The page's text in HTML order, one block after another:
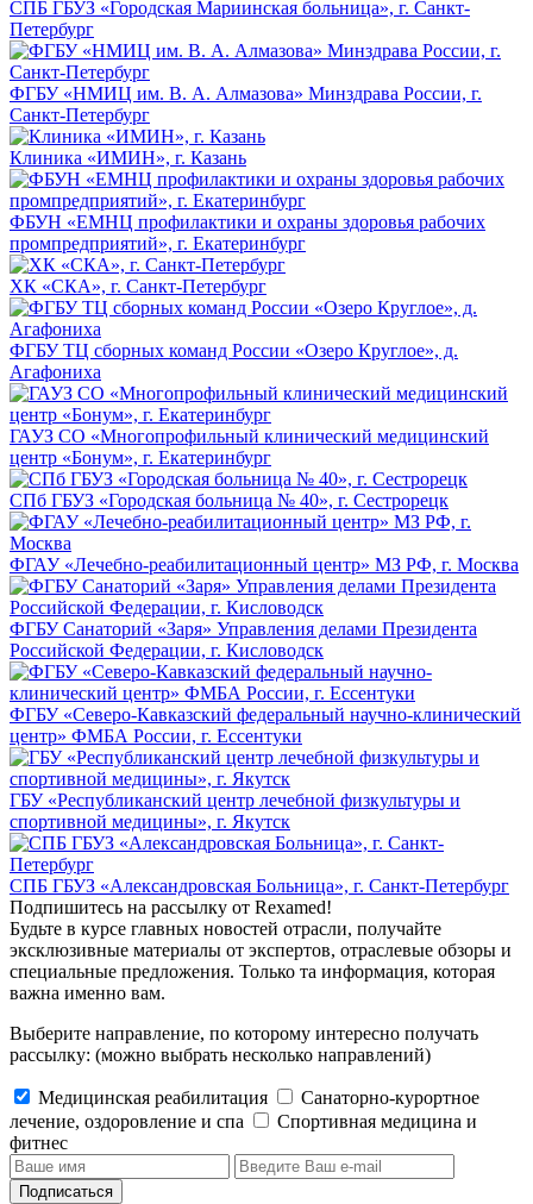
СПБ ГБУЗ «Городская Мариинская больница», г. Санкт-
Петербург
ФГБУ «НМИЦ им. В. А. Алмазова» Минздрава России, г.
Санкт-Петербург
Клиника «ИМИН», г. Казань
ФБУН «ЕМНЦ профилактики и охраны здоровья рабочих
промпредприятий», г. Екатеринбург
ХК «СКА», г. Санкт-Петербург
ФГБУ ТЦ сборных команд России «Озеро Круглое», д.
Агафониха
ГАУЗ СО «Многопрофильный клинический медицинский
центр «Бонум», г. Екатеринбург
СПб ГБУЗ «Городская больница № 40», г. Сестрорецк
ФГАУ «Лечебно-реабилитационный центр» МЗ РФ, г. Москва
ФГБУ Санаторий «Заря» Управления делами Президента
Российской Федерации, г. Кисловодск
ФГБУ «Северо-Кавказский федеральный научно-клинический
центр» ФМБА России, г. Ессентуки
ГБУ «Республиканский центр лечебной физкультуры и
спортивной медицины», г. Якутск
СПБ ГБУЗ «Александровская Больница», г. Санкт-Петербург
Подпишитесь на рассылку от Rexamed!
Будьте в курсе главных новостей отрасли, получайте
эксклюзивные материалы от экспертов, отраслевые обзоры и
специальные предложения. Только та информация, которая
важна именно вам.
Выберите направление, по которому интересно получать
рассылку: (можно выбрать несколько направлений)
Медицинская реабилитация
Санаторно-курортное
лечение, оздоровление и спа
Cпортивная медицина и
фитнес
Подписаться